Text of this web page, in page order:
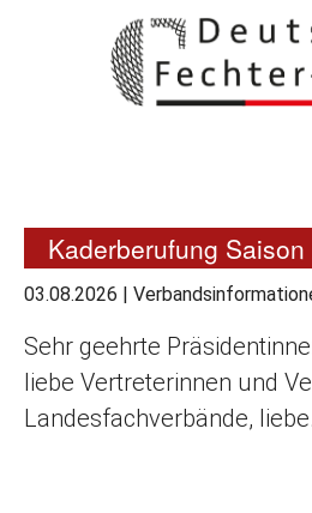
Kaderberufung
03.08.2026
Sehr geehrte
liebe Vertreterinnen und
Landesfachverbände,